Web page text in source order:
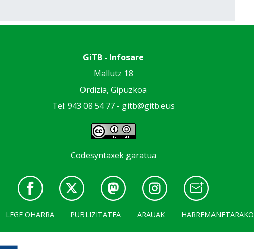
GiTB - Infosare
Mallutz 18
Ordizia, Gipuzkoa
Tel: 943 08 54 77 - gitb@gitb.eus
Codesyntaxek garatua
LEGE OHARRA PUBLIZITATEA ARAUAK HARREMANETARAKO